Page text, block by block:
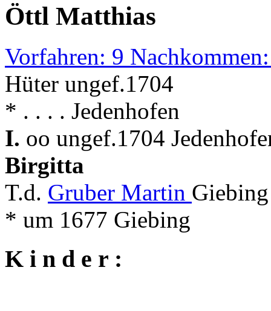
Öttl Matthias
Vorfahren: 9
Hüter ungef.1704
* . . . . Jedenhofen
I. oo ungef.1704
Birgitta
T.d. Gruber Martin
* um 1677 Giebing
K i n d e r :